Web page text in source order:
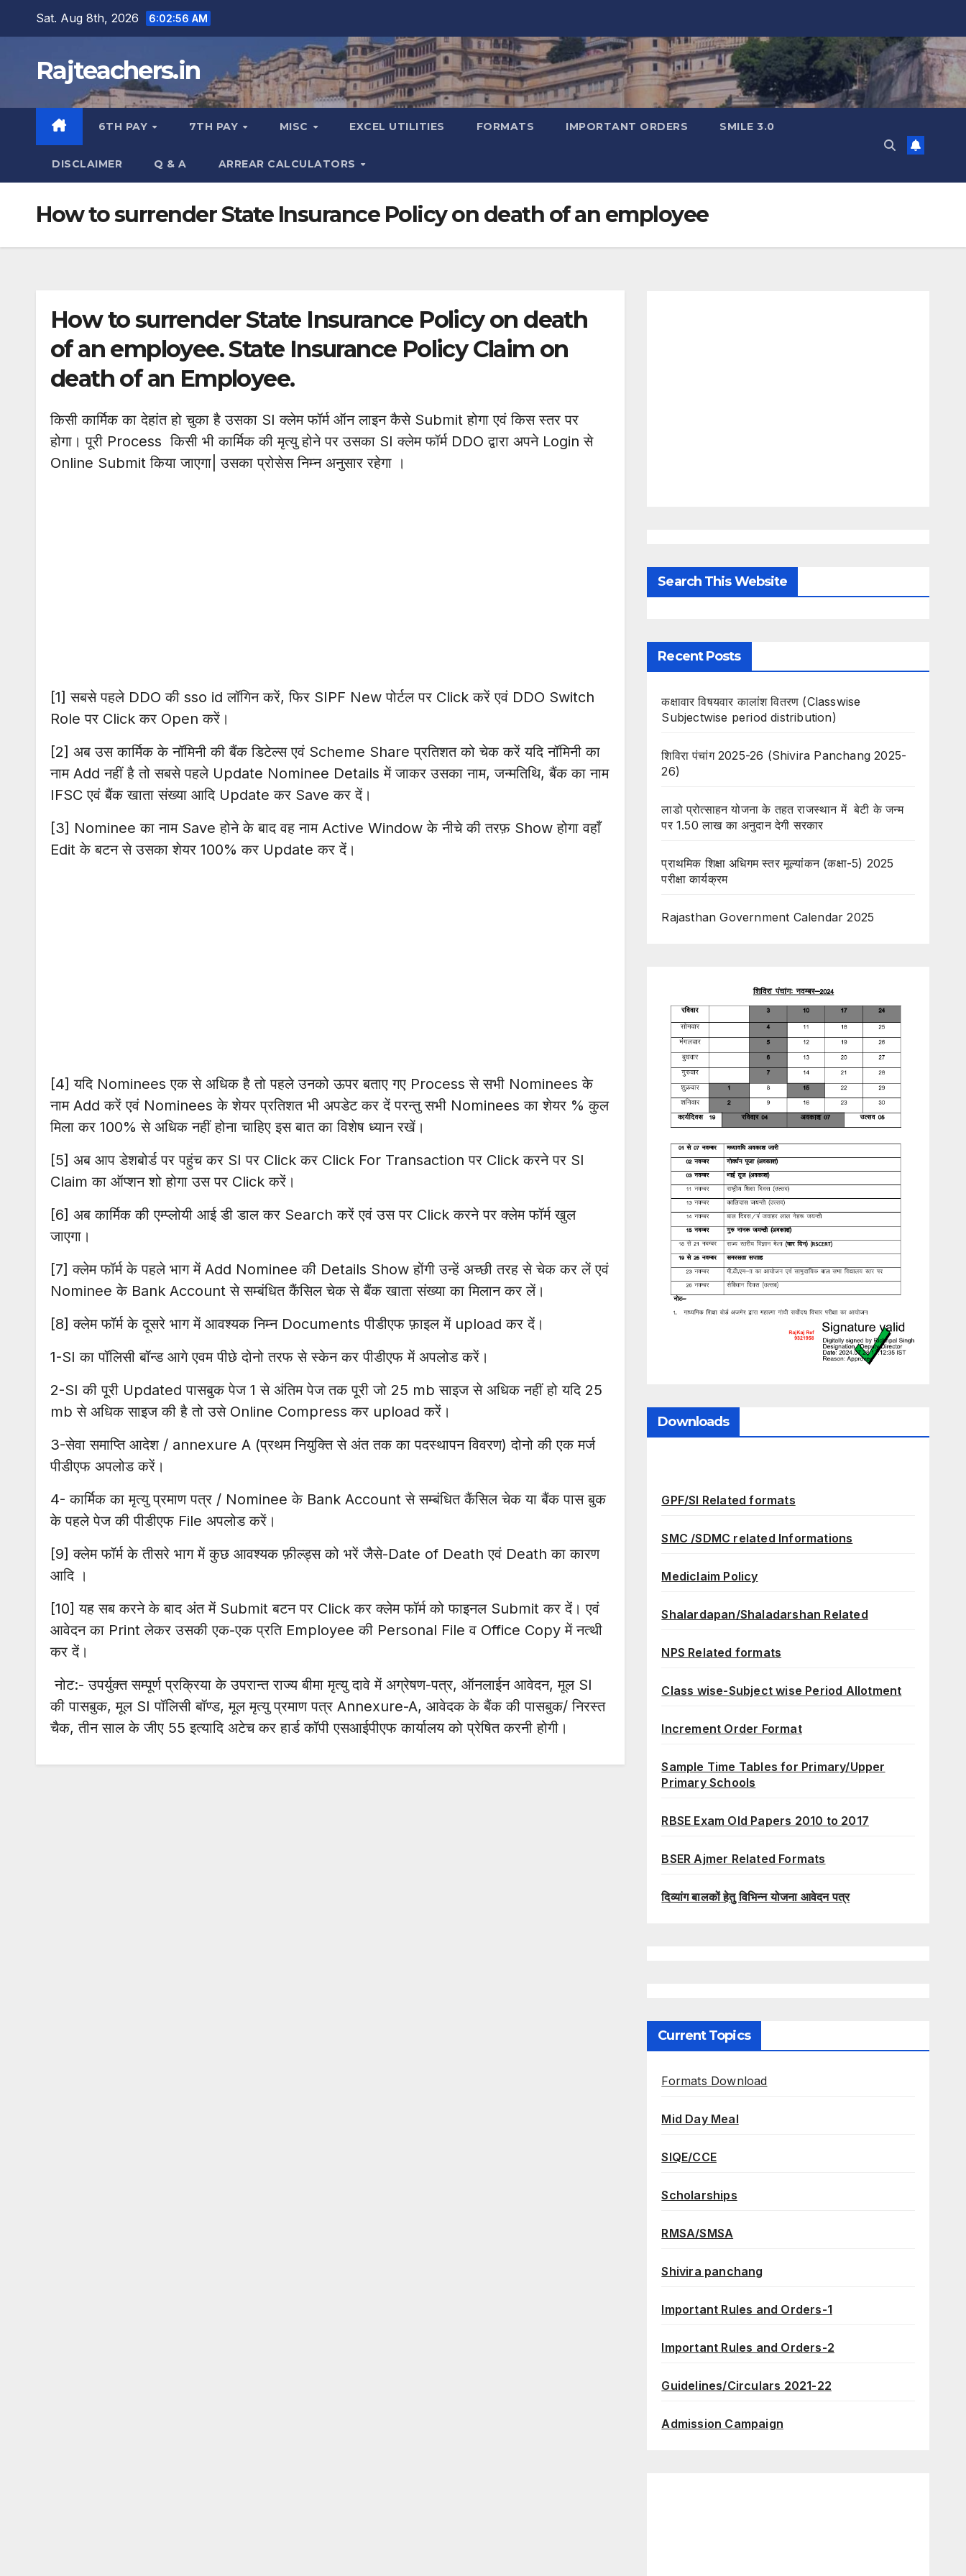
Sat. Aug 8th, 2026 6:02:57 AM
Rajteachers.in
6TH PAY 7TH PAY MISC EXCEL UTILITIES FORMATS IMPORTANT ORDERS SMILE 3.0
DISCLAIMER Q & A ARREAR CALCULATORS
How to surrender State Insurance Policy on death of an employee
How to surrender State Insurance Policy on death
of an employee. State Insurance Policy Claim on
death of an Employee.
किसी कार्मिक का देहांत हो चुका है उसका SI क्लेम फॉर्म ऑन लाइन कैसे Submit होगा एवं किस स्तर पर
होगा। पूरी Process किसी भी कार्मिक की मृत्यु होने पर उसका SI क्लेम फॉर्म DDO द्वारा अपने Login से
Online Submit किया जाएगा| उसका प्रोसेस निम्न अनुसार रहेगा ।
[1] सबसे पहले DDO की sso id लॉगिन करें, फिर SIPF New पोर्टल पर Click करें एवं DDO Switch
Role पर Click कर Open करें।
[2] अब उस कार्मिक के नॉमिनी की बैंक डिटेल्स एवं Scheme Share प्रतिशत को चेक करें यदि नॉमिनी का
नाम Add नहीं है तो सबसे पहले Update Nominee Details में जाकर उसका नाम, जन्मतिथि, बैंक का नाम
IFSC एवं बैंक खाता संख्या आदि Update कर Save कर दें।
[3] Nominee का नाम Save होने के बाद वह नाम Active Window के नीचे की तरफ़ Show होगा वहाँ
Edit के बटन से उसका शेयर 100% कर Update कर दें।
[4] यदि Nominees एक से अधिक है तो पहले उनको ऊपर बताए गए Process से सभी Nominees के
नाम Add करें एवं Nominees के शेयर प्रतिशत भी अपडेट कर दें परन्तु सभी Nominees का शेयर % कुल
मिला कर 100% से अधिक नहीं होना चाहिए इस बात का विशेष ध्यान रखें।
[5] अब आप डेशबोर्ड पर पहुंच कर SI पर Click कर Click For Transaction पर Click करने पर SI
Claim का ऑप्शन शो होगा उस पर Click करें।
[6] अब कार्मिक की एम्प्लोयी आई डी डाल कर Search करें एवं उस पर Click करने पर क्लेम फॉर्म खुल
जाएगा।
[7] क्लेम फॉर्म के पहले भाग में Add Nominee की Details Show होंगी उन्हें अच्छी तरह से चेक कर लें एवं
Nominee के Bank Account से सम्बंधित कैंसिल चेक से बैंक खाता संख्या का मिलान कर लें।
[8] क्लेम फॉर्म के दूसरे भाग में आवश्यक निम्न Documents पीडीएफ फ़ाइल में upload कर दें।
1-SI का पॉलिसी बॉन्ड आगे एवम पीछे दोनो तरफ से स्केन कर पीडीएफ में अपलोड करें।
2-SI की पूरी Updated पासबुक पेज 1 से अंतिम पेज तक पूरी जो 25 mb साइज से अधिक नहीं हो यदि 25
mb से अधिक साइज की है तो उसे Online Compress कर upload करें।
3-सेवा समाप्ति आदेश / annexure A (प्रथम नियुक्ति से अंत तक का पदस्थापन विवरण) दोनो की एक मर्ज
पीडीएफ अपलोड करें।
4- कार्मिक का मृत्यु प्रमाण पत्र / Nominee के Bank Account से सम्बंधित कैंसिल चेक या बैंक पास बुक
के पहले पेज की पीडीएफ File अपलोड करें।
[9] क्लेम फॉर्म के तीसरे भाग में कुछ आवश्यक फ़ील्ड्स को भरें जैसे-Date of Death एवं Death का कारण
आदि ।
[10] यह सब करने के बाद अंत में Submit बटन पर Click कर क्लेम फॉर्म को फाइनल Submit कर दें। एवं
आवेदन का Print लेकर उसकी एक-एक प्रति Employee की Personal File व Office Copy में नत्थी
कर दें।
नोट:- उपर्युक्त सम्पूर्ण प्रक्रिया के उपरान्त राज्य बीमा मृत्यु दावे में अग्रेषण-पत्र, ऑनलाईन आवेदन, मूल SI
की पासबुक, मूल SI पॉलिसी बॉण्ड, मूल मृत्यु प्रमाण पत्र Annexure-A, आवेदक के बैंक की पासबुक/ निरस्त
चैक, तीन साल के जीए 55 इत्यादि अटेच कर हार्ड कॉपी एसआईपीएफ कार्यालय को प्रेषित करनी होगी।
Search This Website
Recent Posts
कक्षावार विषयवार कालांश वितरण (Classwise
Subjectwise period distribution)
शिविरा पंचांग 2025-26 (Shivira Panchang 2025-
26)
लाडो प्रोत्साहन योजना के तहत राजस्थान में बेटी के जन्म
पर 1.50 लाख का अनुदान देगी सरकार
प्राथमिक शिक्षा अधिगम स्तर मूल्यांकन (कक्षा-5) 2025
परीक्षा कार्यक्रम
Rajasthan Government Calendar 2025
Downloads
GPF/SI Related formats
SMC /SDMC related Informations
Mediclaim Policy
Shalardapan/Shaladarshan Related
NPS Related formats
Class wise-Subject wise Period Allotment
Increment Order Format
Sample Time Tables for Primary/Upper
Primary Schools
RBSE Exam Old Papers 2010 to 2017
BSER Ajmer Related Formats
दिव्यांग बालकों हेतु विभिन्न योजना आवेदन पत्र
Current Topics
Formats Download
Mid Day Meal
SIQE/CCE
Scholarships
RMSA/SMSA
Shivira panchang
Important Rules and Orders-1
Important Rules and Orders-2
Guidelines/Circulars 2021-22
Admission Campaign